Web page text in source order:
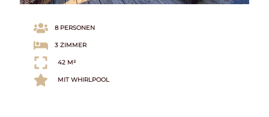
8 PERSONEN
3 ZIMMER
42 M²
MIT WHIRLPOOL